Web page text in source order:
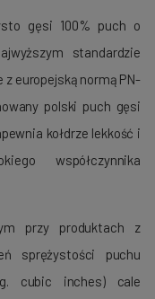
gęsi 100% puch o
standardzie
z europejską normą PN-
polski puch gęsi
kołdrze lekkość i
współczynnika
przy produktach z
sprężystości puchu
cubic inches) cale